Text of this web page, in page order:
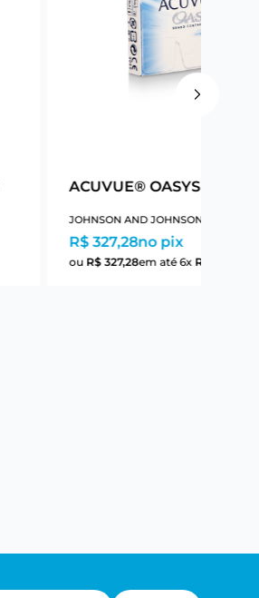
ACUVUE® OASYS
JOHNSON AND JOHNSON
R$ 327,28no pix
ou R$ 327,28em até6x R$